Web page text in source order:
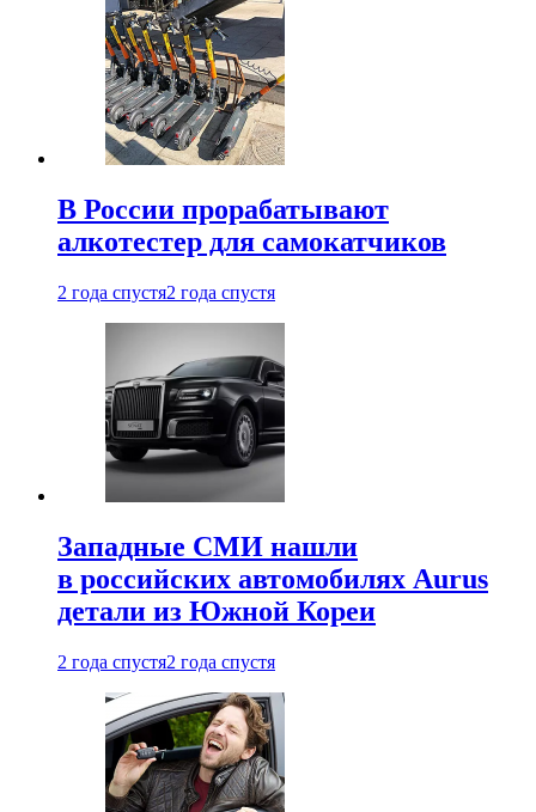
В России прорабатывают
алкотестер для самокатчиков
2 года спустя2 года спустя
Западные СМИ нашли
в российских автомобилях Aurus
детали из Южной Кореи
2 года спустя2 года спустя